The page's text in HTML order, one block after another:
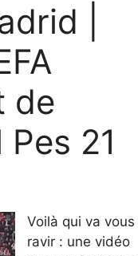
|
de
Pes 21
Voilà qui va vous
ravir : une vidéo